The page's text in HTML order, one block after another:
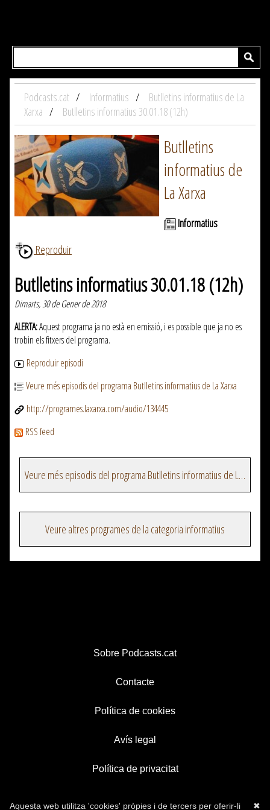
Podcasts.cat Informatius
Butlletins informatius de La
Xarxa
Butlletins informatius 30.01.18 (12h)
Butlletins
informatius de
La Xarxa
Informatius
Reproduir
Butlletins informatius 30.01.18 (12h)
Dimarts, 30 de Gener de 2018
ALERTA:Aquest programa ja no està en emissió, i es possible que ja no es
trobin els fitxers del programa.
Reproduir episodi
Veure més episodis del programa Butlletins informatius de La Xarxa
http://programes.laxarxa.com/audio/134445
RSS feed
Veure més episodis del programa Butlletins informatius de La Xarxa
Veure altres programes de la categoria informatius
Sobre Podcasts.cat
Contacte
Política de cookies
Avís legal
Política de privacitat
✖
Aquesta web utilitza 'cookies' pròpies i de tercers per oferir-li